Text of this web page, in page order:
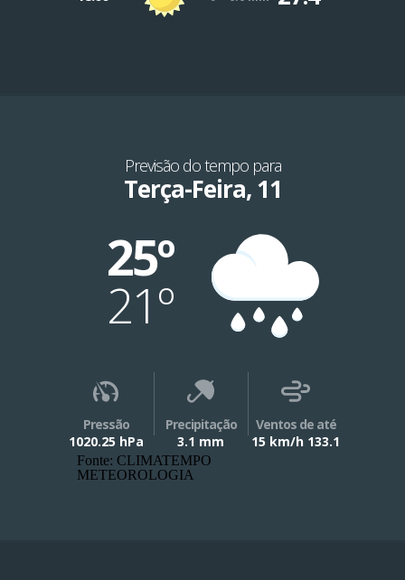
Previsão do tempo para
Terça-Feira, 11
25º
21º
Pressão
1020.25 hPa
Precipitação
3.1 mm
Ventos de até
15 km/h 133.1
Fonte: CLIMATEMPO
METEOROLOGIA